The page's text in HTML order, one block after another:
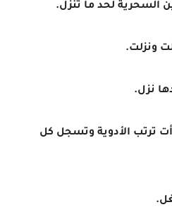
لحد ما تنزل.
ونزلت.
نزل.
ترتب الأدوية وتسجل كل